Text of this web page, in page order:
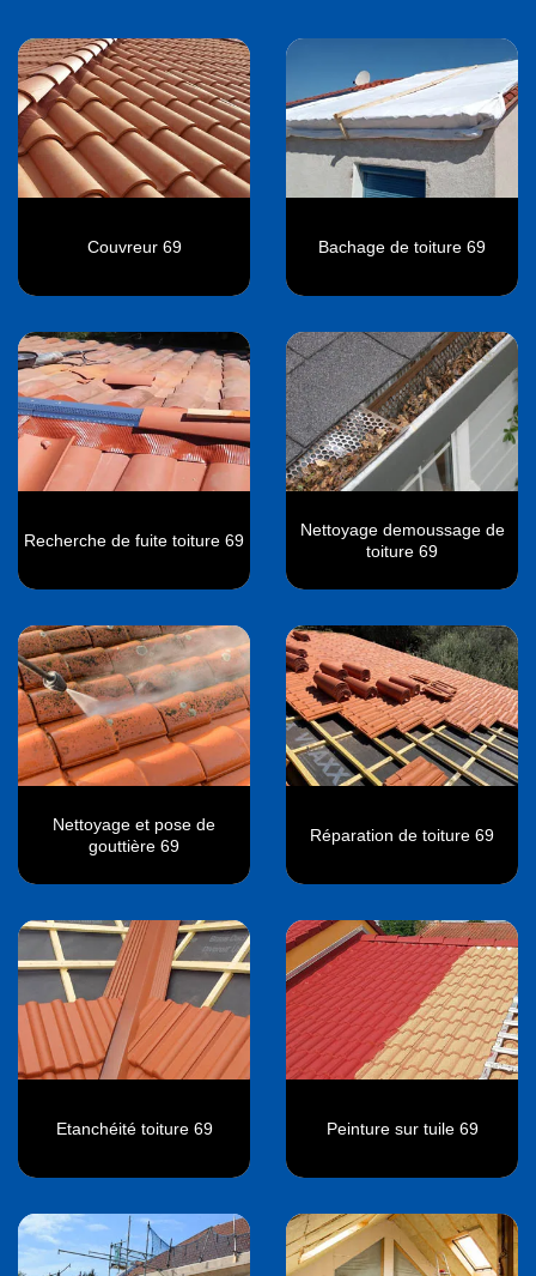
Couvreur 69 Bachage de toiture 69
Recherche de fuite toiture 69
Nettoyage demoussage de
toiture 69
Nettoyage et pose de
gouttière 69
Réparation de toiture 69
Etanchéité toiture 69 Peinture sur tuile 69